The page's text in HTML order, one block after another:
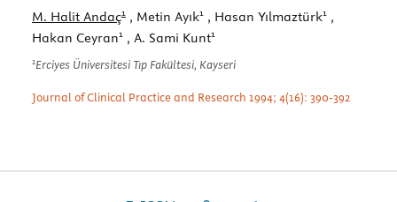
M. Halit Andaç1 , Metin Ayık1 , Hasan Yılmaztürk1 ,
Hakan Ceyran1 , A. Sami Kunt1
1Erciyes Üniversitesi Tıp Fakültesi, Kayseri
Journal of Clinical Practice and Research 1994; 4(16): 390-392